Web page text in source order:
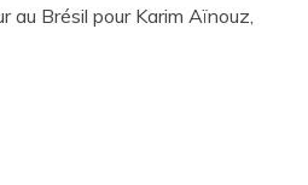
au Brésil pour Karim Aïnouz,